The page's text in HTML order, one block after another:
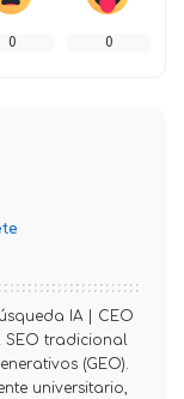
0 0
IA | CEO
SEO tradicional
(GEO).
universitario,